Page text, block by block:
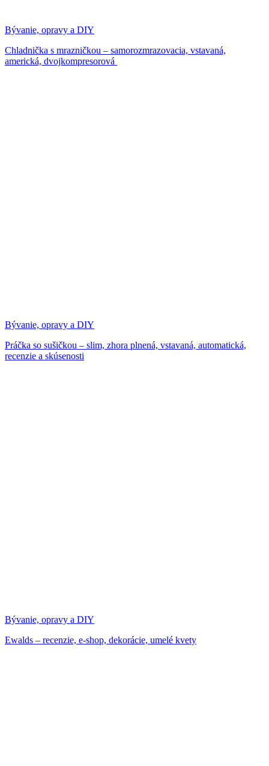
Bývanie, opravy a DIY
Chladnička s mrazničkou – samorozmrazovacia, vstavaná,
americká, dvojkompresorová
Bývanie, opravy a DIY
Práčka so sušičkou – slim, zhora plnená, vstavaná, automatická,
recenzie a skúsenosti
Bývanie, opravy a DIY
Ewalds – recenzie, e-shop, dekorácie, umelé kvety